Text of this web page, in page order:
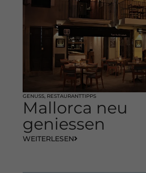
GENUSS, RESTAURANTTIPPS
Mallorca neu
geniessen
WEITERLESEN